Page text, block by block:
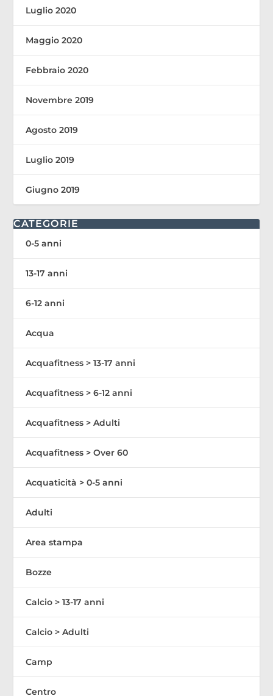
Luglio 2020
Maggio 2020
Febbraio 2020
Novembre 2019
Agosto 2019
Luglio 2019
Giugno 2019
CATEGORIE
0-5 anni
13-17 anni
6-12 anni
Acqua
Acquafitness > 13-17 anni
Acquafitness > 6-12 anni
Acquafitness > Adulti
Acquafitness > Over 60
Acquaticità > 0-5 anni
Adulti
Area stampa
Bozze
Calcio > 13-17 anni
Calcio > Adulti
Camp
Centro